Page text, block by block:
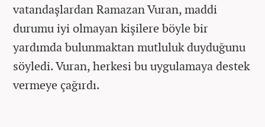
vatandaşlardanRamazanVuran, maddi
durumu iyi olmayan kişilere böyle bir
yardımda bulunmaktan mutluluk duyduğunu
söyledi.Vuran, herkesi bu uygulamaya destek
vermeye çağırdı.